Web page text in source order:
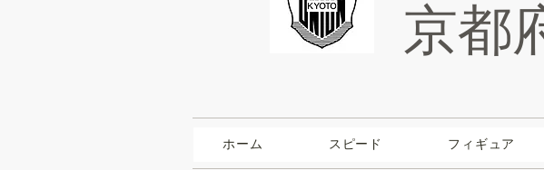
京都
ホーム スピード フィギュア